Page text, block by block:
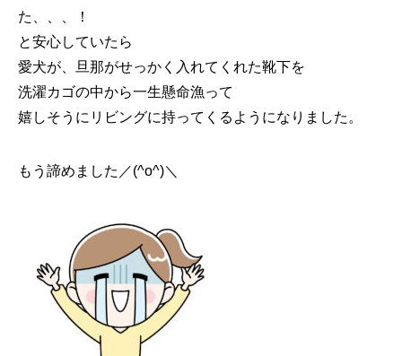
た、、、！
と安心していたら
愛犬が、旦那がせっかく入れてくれた靴下を
洗濯カゴの中から一生懸命漁って
嬉しそうにリビングに持ってくるようになりました。
もう諦めました／(^o^)＼